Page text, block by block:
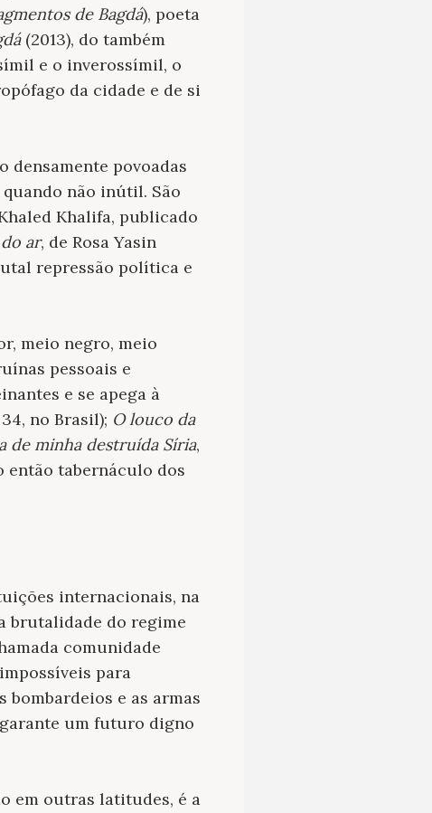
de Bagdá), poeta
(2013), do também
e o inverossímil, o
da cidade e de si
densamente povoadas
não inútil. São
Khalifa, publicado
ar, de Rosa Yasin
repressão política e
meio negro, meio
pessoais e
e se apega à
no Brasil); O louco da
de minha destruída Síria,
então tabernáculo dos
internacionais, na
brutalidade do regime
comunidade
para
e as armas
garante um futuro digno
em outras latitudes, é a